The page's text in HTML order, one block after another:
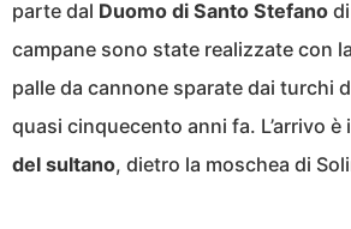
parte dal Duomo di Santo Stefano
campane sono state realizzate con
palle da cannone sparate dai turchi
quasi cinquecento anni fa. L’arrivo è
del sultano, dietro la moschea di